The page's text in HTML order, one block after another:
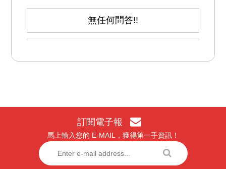
無任何問答!!
訂閱電子報
馬上輸入您的 E-MAIL，獲得第一手資訊！